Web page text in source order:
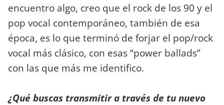
encuentro algo, creo que el rock de los 90 y el
pop vocal contemporáneo, también de esa
época, es lo que terminó de forjar el pop/rock
vocal más clásico, con esas “power ballads”
con las que más me identifico.
¿Qué buscas transmitir a través de tu nuevo